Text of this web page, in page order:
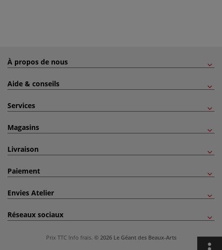
À propos de nous
Aide & conseils
Services
Magasins
Livraison
Paiement
Envies Atelier
Réseaux sociaux
Prix TTC Info frais. © 2026 Le Géant des Beaux-Arts